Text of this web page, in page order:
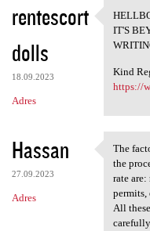
rentescort
dolls
18.09.2023
Adres
IT'S
Kind
https://
Hassan
27.09.2023
Adres
The
The
the
rate
permits,
All